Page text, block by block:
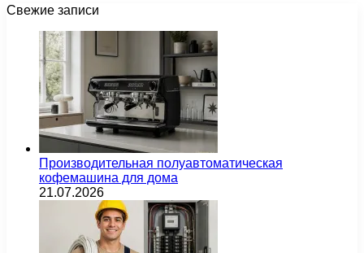
Свежие записи
Производительная полуавтоматическая
кофемашина для дома
21.07.2026